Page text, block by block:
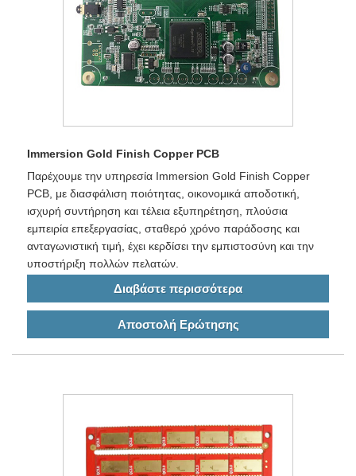
Immersion Gold Finish Copper PCB
Παρέχουμε την υπηρεσία Immersion Gold Finish Copper
PCB, με διασφάλιση ποιότητας, οικονομικά αποδοτική,
ισχυρή συντήρηση και τέλεια εξυπηρέτηση, πλούσια
εμπειρία επεξεργασίας, σταθερό χρόνο παράδοσης και
ανταγωνιστική τιμή, έχει κερδίσει την εμπιστοσύνη και την
υποστήριξη πολλών πελατών.
Διαβάστε περισσότερα
Αποστολή Ερώτησης